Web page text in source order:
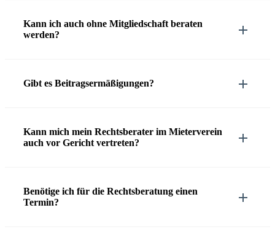
Kann ich auch ohne Mitgliedschaft beraten
werden?
Gibt es Beitragsermäßigungen?
Kann mich mein Rechtsberater im Mieterverein
auch vor Gericht vertreten?
Benötige ich für die Rechtsberatung einen
Termin?